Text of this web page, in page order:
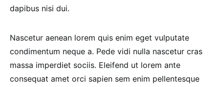
dapibus nisi dui.
Nascetur aenean lorem quis enim eget vulputate
condimentum neque a. Pede vidi nulla nascetur cras
massa imperdiet sociis. Eleifend ut lorem ante
consequat amet orci sapien sem enim pellentesque